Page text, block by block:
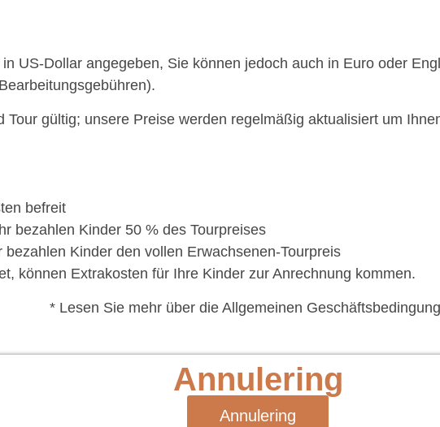
US-Dollar angegeben, Sie können jedoch auch in Euro oder
Tour gültig; unsere Preise werden regelmäßig aktualisiert um
befreit
bezahlen Kinder 50 % des Tourpreises
Kinder den vollen Erwachsenen-Tourpreis
können Extrakosten für Ihre Kinder zur Anrechnung kommen.
* Lesen Sie mehr über die Allgemeinen
Annulering
Annulering